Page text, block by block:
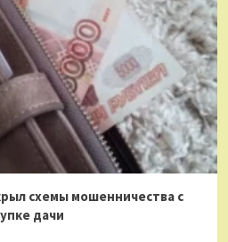
схемы мошенничества с
дачи